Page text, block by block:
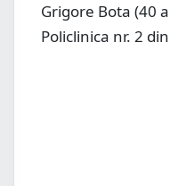
Grigore Bota (40
Policlinica nr. 2